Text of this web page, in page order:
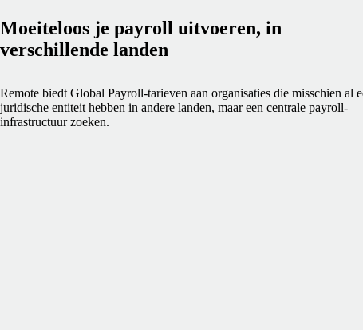
Moeiteloos je payroll uitvoeren, in
verschillende landen
Remote biedt Global Payroll-tarieven aan organisaties die misschien al
juridische entiteit hebben in andere landen, maar een centrale payroll-
infrastructuur zoeken.